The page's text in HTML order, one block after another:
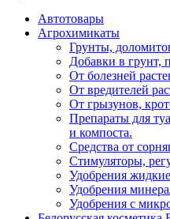
Автотовары
Агрохимикаты
Грунты,
Добавки в грунт,
От болезней
От вредителей
От грызунов,
Препараты для
и компоста.
Средства от
Стимуляторы,
Удобрения жидкие
Удобрения
Удобрения с